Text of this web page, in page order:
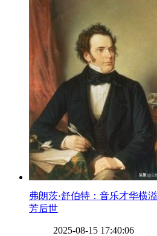
弗朗茨·舒伯特：音乐才华横
芳后世
2025-08-15 17:40:06